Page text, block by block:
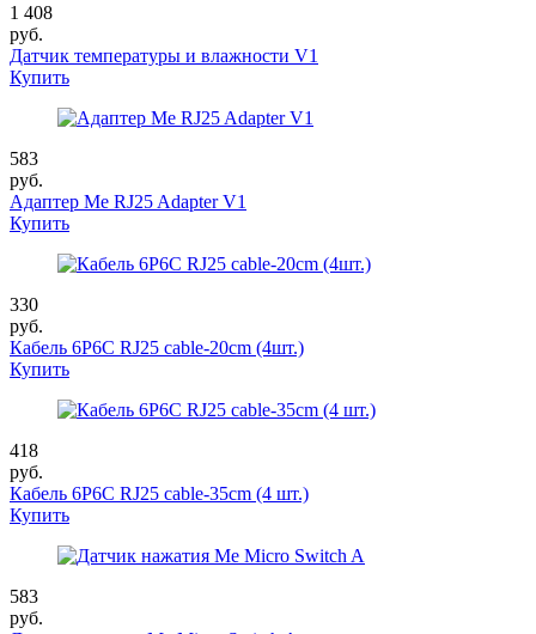
1 408
руб.
Датчик температуры и влажности V1
Купить
583
руб.
Адаптер Me RJ25 Adapter V1
Купить
330
руб.
Кабель 6P6C RJ25 cable-20cm (4шт.)
Купить
418
руб.
Кабель 6P6C RJ25 cable-35cm (4 шт.)
Купить
583
руб.